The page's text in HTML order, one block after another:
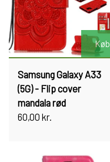
Køb
Samsung Galaxy A33
(5G) - Flip cover
mandala rød
60,00 kr.